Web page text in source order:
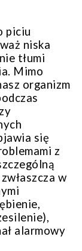
piciu
niska
tłumi
Mimo
organizm
się
z
w
alarmowy